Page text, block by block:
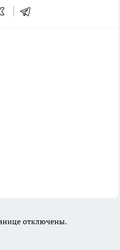
отключены.